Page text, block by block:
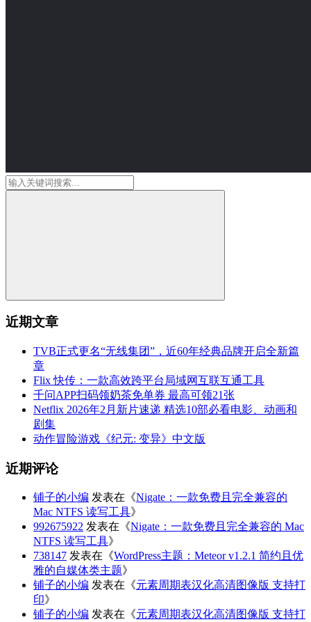
近期文章
TVB正式更名“无线集团”，近60年经典品牌开启全新篇
章
Flix 快传：一款高效跨平台局域网互联互通工具
千问APP扫码领奶茶免单券 最高可领21张
Netflix 2026年2月新片速递 精选10部必看电影、动画和
剧集
动作冒险游戏《纪元: 变异》中文版
近期评论
铺子的小编 发表在《Nigate：一款免费且完全兼容的
Mac NTFS 读写工具》
992675922 发表在《Nigate：一款免费且完全兼容的 Mac
NTFS 读写工具》
738147 发表在《WordPress主题：Meteor v1.2.1 简约且优
雅的自媒体类主题》
铺子的小编 发表在《元素周期表汉化高清图像版 支持打
印》
铺子的小编 发表在《元素周期表汉化高清图像版 支持打